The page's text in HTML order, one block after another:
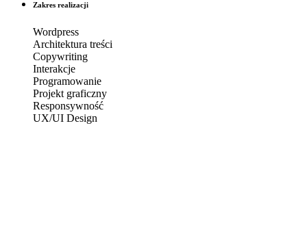
Zakres realizacji
Wordpress
Architektura treści
Copywriting
Interakcje
Programowanie
Projekt graficzny
Responsywność
UX/UI Design